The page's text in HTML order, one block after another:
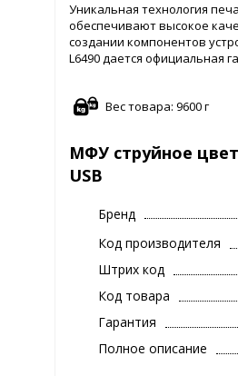
Уникальная технология
обеспечивают высокое
создании компонентов
L6490 дается официальная
Вес товара: 9600 г
МФУ струйное
USB
Бренд
Код производителя
Штрих код
Код товара
Гарантия
Полное описание